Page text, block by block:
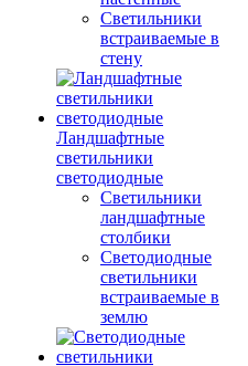
Светильники
встраиваемые в
стену
Ландшафтные
светильники
светодиодные
Светильники
ландшафтные
столбики
Светодиодные
светильники
встраиваемые в
землю